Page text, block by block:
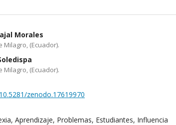
Morales
(Ecuador).
(Ecuador).
zenodo.17619970
Aprendizaje, Problemas, Estudiantes, Influencia